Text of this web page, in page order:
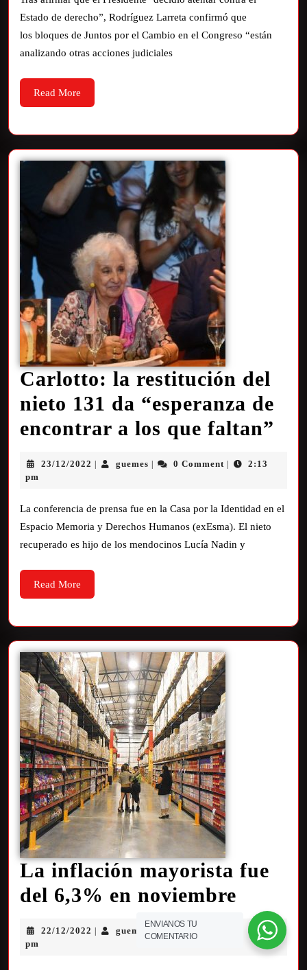
Estado de derecho”, Rodríguez Larreta confirmó que
los bloques de Juntos por el Cambio en el Congreso “están
analizando otras acciones judiciales
Read More
Carlotto: la restitución del
nieto 131 da “esperanza de
encontrar a los que faltan”
23/12/2022 guemes 0 Comment
2:13
pm
La conferencia de prensa fue en la Casa por la Identidad en el
Espacio Memoria y Derechos Humanos (exEsma). El nieto
recuperado es hijo de los mendocinos Lucía Nadin y
Read More
La inflación mayorista fue
del 6,3% en noviembre
22/12/2022 guemes | 0 Comment
8:52
pm
ENVIANOS TU
COMENTARIO